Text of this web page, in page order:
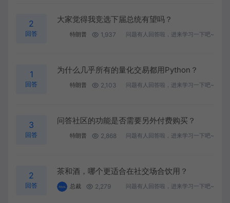
2
回答
大家觉得我竞选下届总统有望吗？
特朗普 1,937 问题有人回答啦，进来学习一下吧~
1
回答
为什么几乎所有的量化交易都用Python？
特朗普 2,103 问题有人回答啦，进来学习一下吧~
3
回答
问答社区的功能是否需要另外付费购买？
特朗普 2,868 问题有人回答啦，进来学习一下吧~
2
回答
茶和酒，哪个更适合在社交场合饮用？
总裁 2,279 问题有人回答啦，进来学习一下吧~